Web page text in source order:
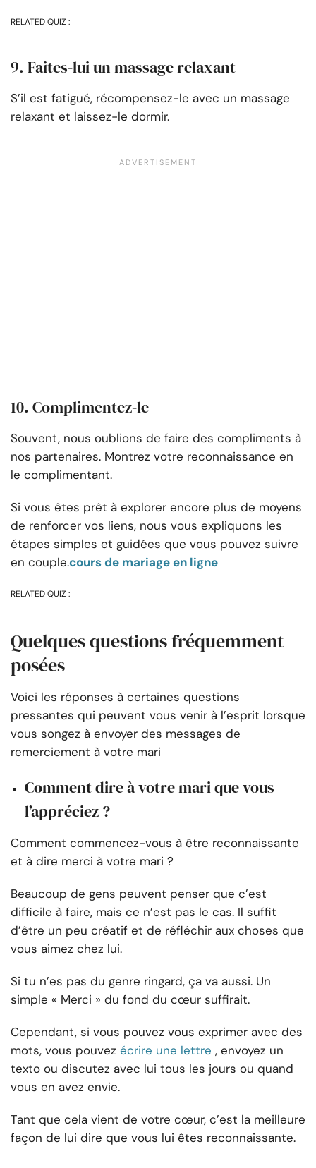
RELATED QUIZ :
9. Faites-lui un massage relaxant
S’il est fatigué, récompensez-le avec un massage
relaxant et laissez-le dormir.
10. Complimentez-le
Souvent, nous oublions de faire des compliments à
nos partenaires. Montrez votre reconnaissance en
le complimentant.
Si vous êtes prêt à explorer encore plus de moyens
de renforcer vos liens, nous vous expliquons les
étapes simples et guidées que vous pouvez suivre
en couple.cours de mariage en ligne
RELATED QUIZ :
Quelques questions fréquemment
posées
Voici les réponses à certaines questions
pressantes qui peuvent vous venir à l’esprit lorsque
vous songez à envoyer des messages de
remerciement à votre mari
Comment dire à votre mari que vous
l’appréciez ?
Comment commencez-vous à être reconnaissante
et à dire merci à votre mari ?
Beaucoup de gens peuvent penser que c’est
difficile à faire, mais ce n’est pas le cas. Il suffit
d’être un peu créatif et de réfléchir aux choses que
vous aimez chez lui.
Si tu n’es pas du genre ringard, ça va aussi. Un
simple « Merci » du fond du cœur suffirait.
Cependant, si vous pouvez vous exprimer avec des
mots, vous pouvez écrire une lettre , envoyez un
texto ou discutez avec lui tous les jours ou quand
vous en avez envie.
Tant que cela vient de votre cœur, c’est la meilleure
façon de lui dire que vous lui êtes reconnaissante.